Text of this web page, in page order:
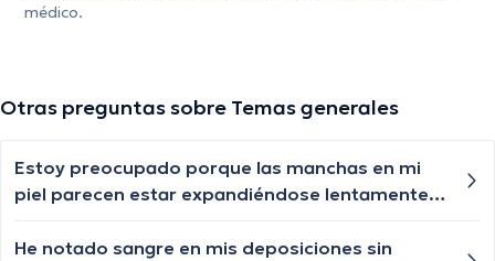
médico.
Otras preguntas sobre Temas generales
Estoy preocupado porque las manchas en mi
piel parecen estar expandiéndose lentamente.
que pueda ayudar a frenar su propagación?
He notado sangre en mis deposiciones sin